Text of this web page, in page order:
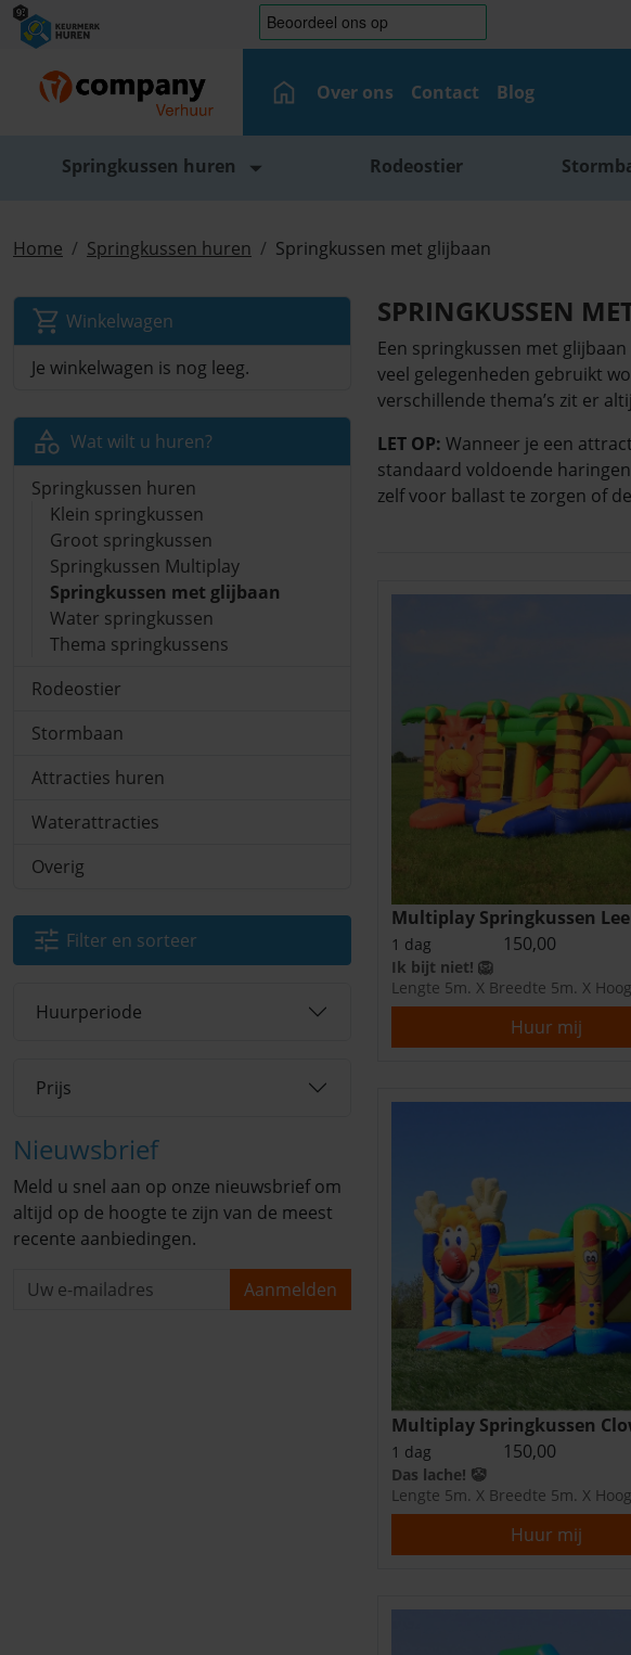
Over ons Contact Blog
Springkussen huren Rodeostier
Home Springkussen huren Springkussen met glijbaan
Winkelwagen
Je winkelwagen is nog leeg.
Wat wilt u huren?
Springkussen huren
Klein springkussen
Groot springkussen
Springkussen Multiplay
Springkussen met glijbaan
Water springkussen
Thema springkussens
Rodeostier
Stormbaan
Attracties huren
Waterattracties
Overig
Filter en sorteer
Huurperiode
Prijs
Nieuwsbrief
Meld u snel aan op onze nieuwsbrief om
altijd op de hoogte te zijn van de meest
recente aanbiedingen.
Aanmelden
SPRINGKUSSEN
Een springkussen met
veel gelegenheden gebruikt
verschillende thema’s zit er
LET OP: Wanneer je een
standaard voldoende
zelf voor ballast te zorgen of
Multiplay Springkussen
1 dag 150,00
Ik bijt niet! 🦁
Lengte 5m. X Breedte 5m. X
Huur mij
Multiplay Springkussen
1 dag 150,00
Das lache! 🤡
Lengte 5m. X Breedte 5m. X
Huur mij